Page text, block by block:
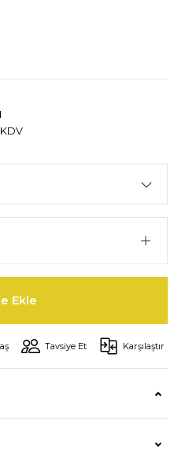
Ekle
Tavsiye Et Karşılaştır